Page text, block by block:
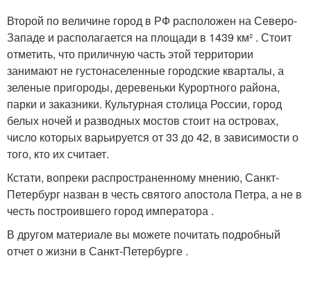
Второй по величине город в РФ расположен на Северо-
Западе и располагается на площади в 1439 км² . Стоит
отметить, что приличную часть этой территории
занимают не густонаселенные городские кварталы, а
зеленые пригороды, деревеньки Курортного района,
парки и заказники. Культурная столица России, город
белых ночей и разводных мостов стоит на островах,
число которых варьируется от 33 до 42, в зависимости о
того, кто их считает.
Кстати, вопреки распространенному мнению, Санкт-
Петербург назван в честь святого апостола Петра, а не в
честь построившего город императора .
В другом материале вы можете почитать подробный
отчет о жизни в Санкт-Петербурге .